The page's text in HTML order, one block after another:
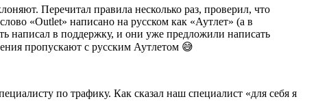
Перечитал правила несколько раз, проверил, что
«Outlet» написано на русском как «Аутлет» (а в
написал в поддержку, и они уже предложили написать
пропускают с русским Аутлетом 😅
по трафику. Как сказал наш специалист «для себя я